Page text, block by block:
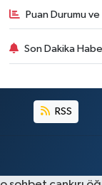
Puan Durumu
Son Dakika
RSS